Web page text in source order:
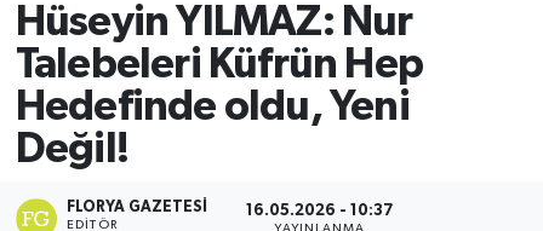
Hüseyin YILMAZ: Nur
Talebeleri Küfrün Hep
Hedefinde oldu, Yeni
Değil!
FLORYA GAZETESI
EDITÖR
16.05.2026 - 10:37
YAYINLANMA
Süper Lig Puan Durumu ve Fikstür
Tüm Manşetler
Son Dakika Haberleri
Haber Arşivi